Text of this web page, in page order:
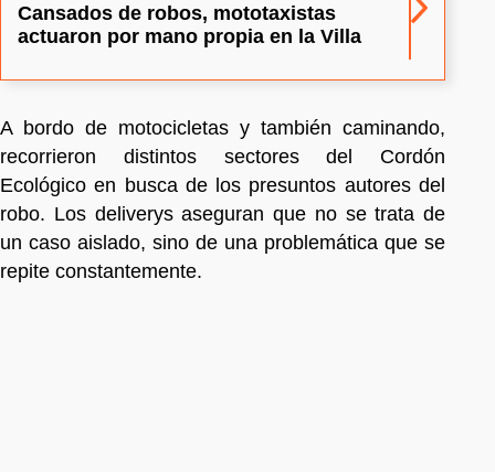
Cansados de robos, mototaxistas
actuaron por mano propia en la Villa
A bordo de motocicletas y también caminando,
recorrieron distintos sectores del Cordón
Ecológico en busca de los presuntos autores del
robo. Los deliverys aseguran que no se trata de
un caso aislado, sino de una problemática que se
repite constantemente.